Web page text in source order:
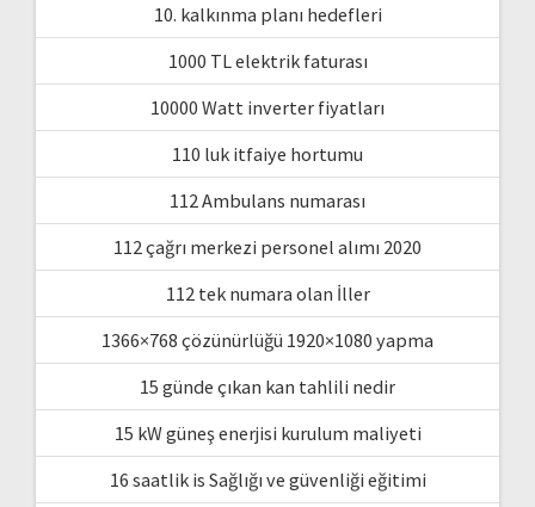
10. kalkınma planı hedefleri
1000 TL elektrik faturası
10000 Watt inverter fiyatları
110 luk itfaiye hortumu
112 Ambulans numarası
112 çağrı merkezi personel alımı 2020
112 tek numara olan İller
1366×768 çözünürlüğü 1920×1080 yapma
15 günde çıkan kan tahlili nedir
15 kW güneş enerjisi kurulum maliyeti
16 saatlik is Sağlığı ve güvenliği eğitimi